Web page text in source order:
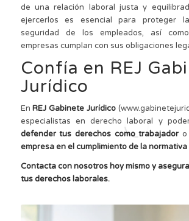
de una relación laboral justa y
ejercerlos es esencial para proteger
seguridad de los empleados, así
empresas cumplan con sus obligaciones
Confía en REJ
Jurídico
EnREJ Gabinete Jurídico
especialistas en derecho laboral y
defender tus derechos como trabajador o
empresa en el cumplimiento de la
Contacta con nosotros hoy mismo y
tus derechos laborales.